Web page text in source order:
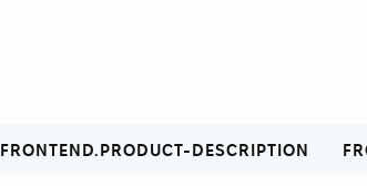
FRONTEND.PRODUCT-DESCRIPTION